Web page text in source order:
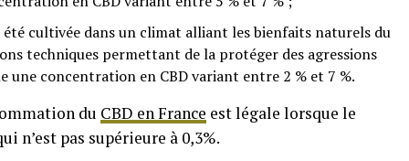
été cultivée dans un climat alliant les bienfaits naturels du
techniques permettant de la protéger des agressions
une concentration en CBD variant entre 2 % et 7 %.
du CBD en France est légale lorsque le
n’est pas supérieure à 0,3%.